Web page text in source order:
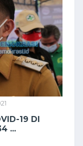
19 DI
...